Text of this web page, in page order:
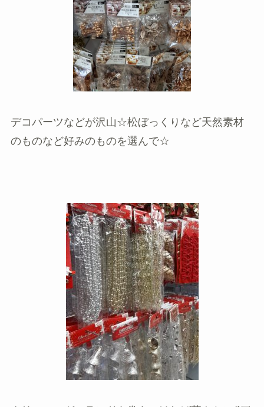
デコパーツなどが沢山☆松ぼっくりなど天然素材
のものなど好みのものを選んで☆